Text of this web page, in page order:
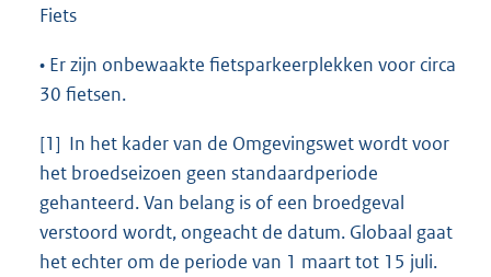
Fiets
• Er zijn onbewaakte fietsparkeerplekken voor circa
30 fietsen.
[1] In het kader van de Omgevingswet wordt voor
het broedseizoen geen standaardperiode
gehanteerd. Van belang is of een broedgeval
verstoord wordt, ongeacht de datum. Globaal gaat
het echter om de periode van 1 maart tot 15 juli.